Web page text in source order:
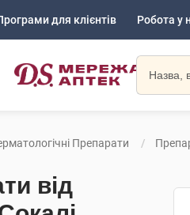
для клієнтів Робота у
Препарати
від